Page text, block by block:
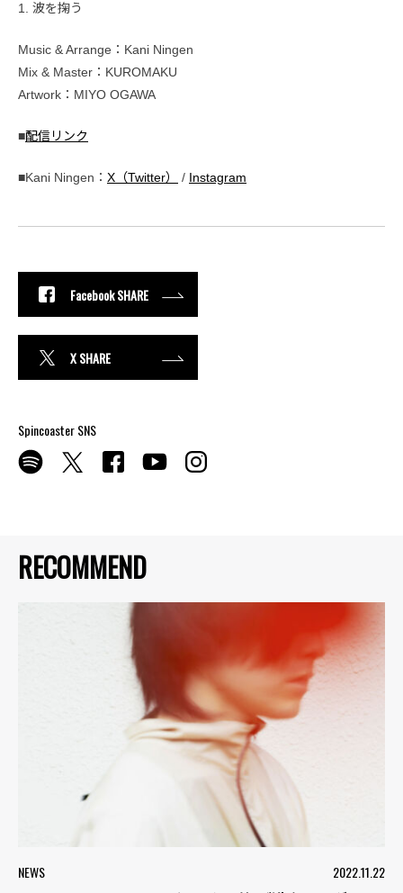
RECOMMEND
NEWS 2022.11.22
1. 波を掬う
Music & Arrange：Kani Ningen
Mix & Master：KUROMAKU
Artwork：MIYO OGAWA
■配信リンク
■Kani Ningen： X（Twitter） / Instagram
Facebook SHARE
X SHARE
Spincoaster SNS